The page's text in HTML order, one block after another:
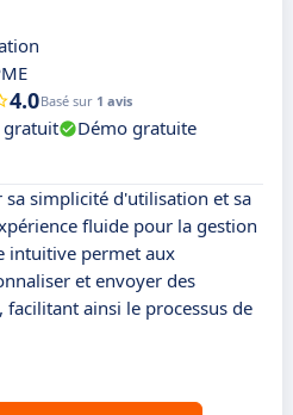
4.0Basé sur 1 avis
gratuit
Démo gratuite
simplicité d'utilisation et sa
fluide pour la gestion
intuitive permet aux
et envoyer des
facilitant ainsi le processus de